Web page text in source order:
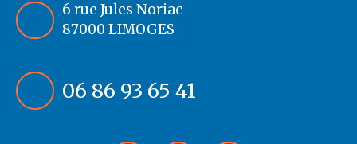
6 rue Jules Noriac
87000 LIMOGES
06 86 93 65 41